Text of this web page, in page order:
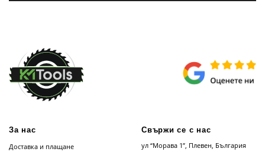
За нас
Доставка и плащане
Свържи се с нас
ул “Морава 1”, Плевен, България